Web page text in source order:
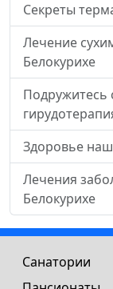
Секреты
Лечение
Белокурихе
Подружитесь
Здоровье
Лечения
Белокурихе
Санатории